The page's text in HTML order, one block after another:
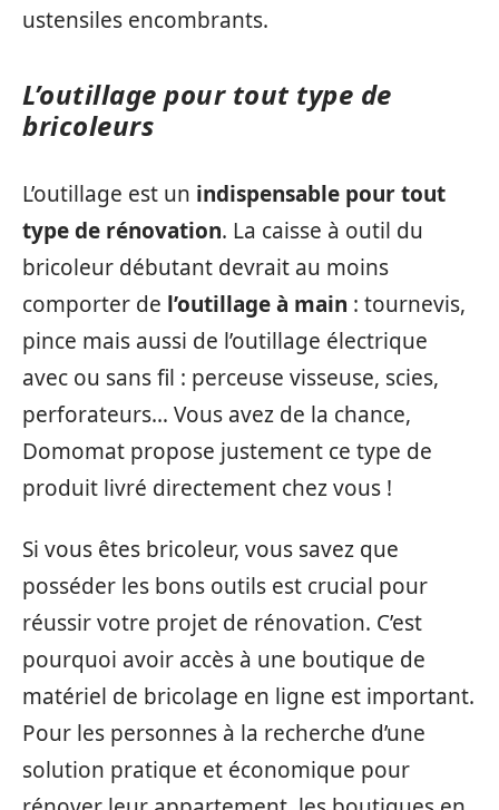
ustensiles encombrants.
L’outillage pour tout type de
bricoleurs
L’outillage est un indispensable pour tout
type de rénovation. La caisse à outil du
bricoleur débutant devrait au moins
comporter de l’outillage à main : tournevis,
pince mais aussi de l’outillage électrique
avec ou sans fil : perceuse visseuse, scies,
perforateurs… Vous avez de la chance,
Domomat propose justement ce type de
produit livré directement chez vous !
Si vous êtes bricoleur, vous savez que
posséder les bons outils est crucial pour
réussir votre projet de rénovation. C’est
pourquoi avoir accès à une boutique de
matériel de bricolage en ligne est important.
Pour les personnes à la recherche d’une
solution pratique et économique pour